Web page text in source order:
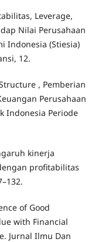
Leverage,
Nilai Perusahaan
Indonesia (Stiesia)
12.
, Pemberian
Perusahaan
Indonesia Periode
kinerja
profitabilitas
of Good
with Financial
Jurnal Ilmu Dan